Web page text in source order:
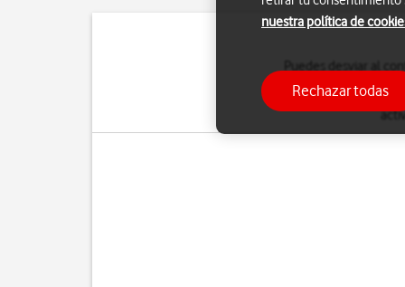
Para saber más
nuestra política de
Rechazar todas